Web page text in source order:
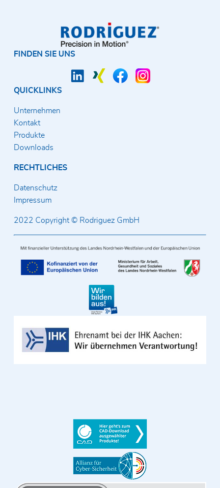
FINDEN SIE UNS
QUICKLINKS
Unternehmen
Kontakt
Produkte
Downloads
RECHTLICHES
Datenschutz
Impressum
2022 Copyright © Rodriguez GmbH